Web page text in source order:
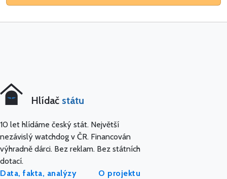
Hlídač státu
10 let hlídáme český stát. Největší
nezávislý watchdog v ČR. Financován
výhradně dárci. Bez reklam. Bez státních
dotací.
Data, fakta, analýzy
O projektu